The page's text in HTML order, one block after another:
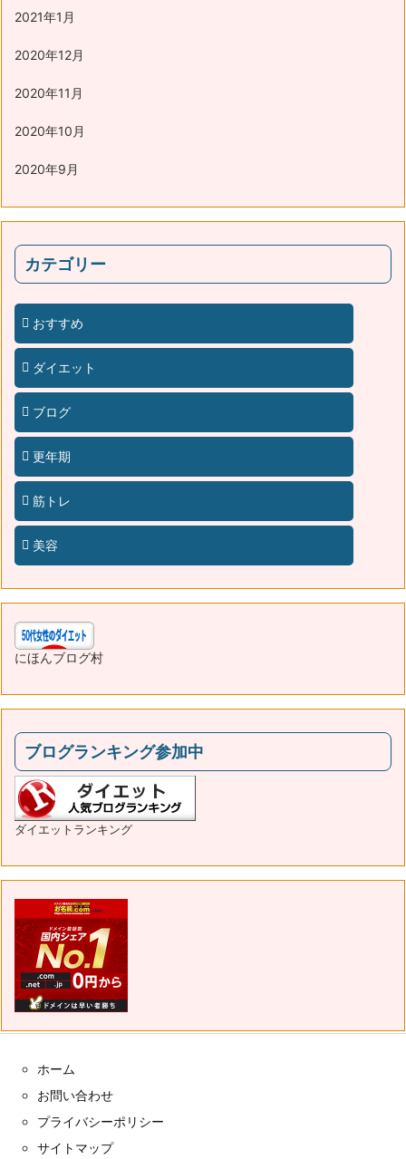
2021年1月
2020年12月
2020年11月
2020年10月
2020年9月
カテゴリー
おすすめ
ダイエット
ブログ
更年期
筋トレ
美容
にほんブログ村
ブログランキング参加中
ダイエットランキング
ホーム
お問い合わせ
プライバシーポリシー
サイトマップ